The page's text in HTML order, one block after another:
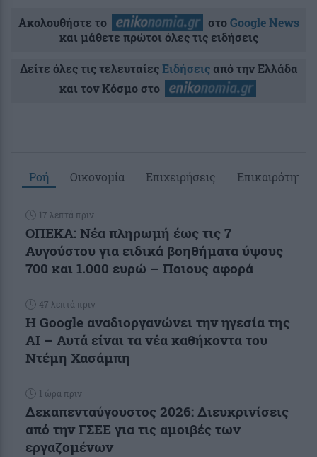
Ακολουθήστε το στοGoogle News
και μάθετε πρώτοι όλες τις ειδήσεις
Δείτε όλες τις τελευταίεςΕιδήσειςαπό την Ελλάδα
και τον Κόσμο στο
Ροή Οικονομία Επιχειρήσεις Επικαιρότητα
17 λεπτά πριν
ΟΠΕΚΑ: Νέα πληρωμή έως τις 7
Αυγούστου για ειδικά βοηθήματα ύψους
700 και 1.000 ευρώ – Ποιους αφορά
47 λεπτά πριν
Η Google αναδιοργανώνει την ηγεσία της
AI – Αυτά είναι τα νέα καθήκοντα του
Ντέμη Χασάμπη
1 ώρα πριν
Δεκαπενταύγουστος 2026: Διευκρινίσεις
από την ΓΣΕΕ για τις αμοιβές των
εργαζομένων